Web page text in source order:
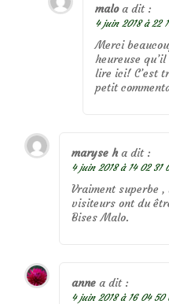
malo a dit :
4 juin 2018 à 22
Merci
heureuse
lire ici! C’est
petit
maryse h a dit :
4 juin 2018 à 14 02 31
Vraiment superbe
visiteurs ont du
Bises Malo.
anne a dit :
4 juin 2018 à 16 04 50